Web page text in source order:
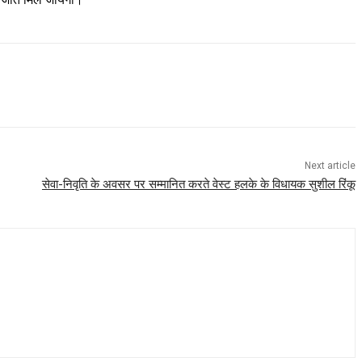
Next article
सेवा-निवृति के अवसर पर सम्मानित करते वेस्ट हलके के विधायक सुशील रिंकू